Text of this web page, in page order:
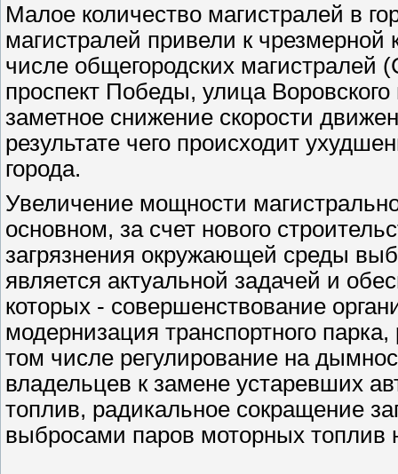
Малое количество магистралей в
магистралей привели к чрезмерной
числе общегородских магистралей
проспект Победы, улица
заметное снижение скорости
результате чего происходит
города.
Увеличение мощности
основном, за счет нового
загрязнения окружающей среды
является актуальной задачей и
которых - совершенствование
модернизация транспортного
том числе регулирование на
владельцев к замене устаревших
топлив, радикальное сокращение
выбросами паров моторных топлив